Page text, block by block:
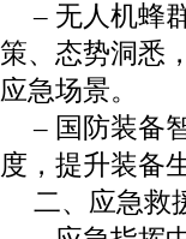
– 无人机蜂
策、态势洞悉
应急场景。
– 国防装备
度，提升装备
二、应急救